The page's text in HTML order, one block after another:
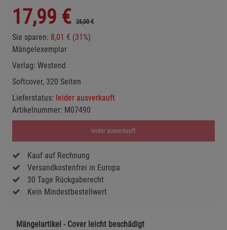
17,99 € 26,00 €
Sie sparen: 8,01 € (31%)
Mängelexemplar
Verlag: Westend
Softcover, 320 Seiten
Lieferstatus: leider ausverkauft
Artikelnummer: M07490
leider ausverkauft
Kauf auf Rechnung
Versandkostenfrei in Europa
30 Tage Rückgaberecht
Kein Mindestbestellwert
Mängelartikel - Cover leicht beschädigt